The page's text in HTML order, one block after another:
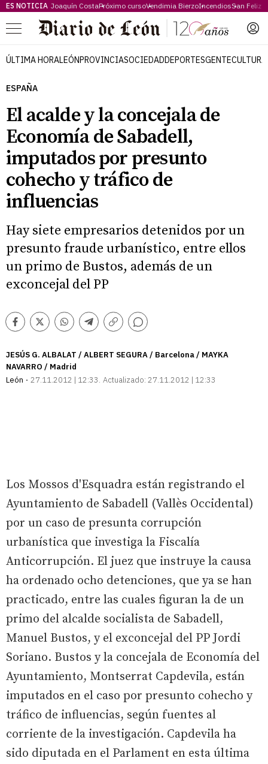
ES NOTICIA Joaquín CostaPróximo cursoVendimia BierzoIncendiosSan Feliz
Menú
ÚLTIMA HORALEÓNPROVINCIASOCIEDADDEPORTESGENTECULTURA
ESPAÑA
El acalde y la concejala de
Economía de Sabadell,
imputados por presunto
cohecho y tráfico de
influencias
Hay siete empresarios detenidos por un
presunto fraude urbanístico, entre ellos
un primo de Bustos, además de un
exconcejal del PP
Facebook
TwitterWhatsappTelegram
Copiar
Comentarios
JESÚS G. ALBALAT / ALBERT SEGURA / Barcelona / MAYKA
NAVARRO / Madrid
León
27.11.2012 | 12:33 Actualizado: 27.11.2012 | 12:33
Los Mossos d'Esquadra están registrando el
Ayuntamiento de Sabadell (Vallès Occidental)
por un caso de presunta corrupción
urbanística que investiga la Fiscalía
Anticorrupción. El juez que instruye la causa
ha ordenado ocho detenciones, que ya se han
practicado, entre las cuales figuran la de un
primo del alcalde socialista de Sabadell,
Manuel Bustos, y el exconcejal del PP Jordi
Soriano. Bustos y la concejala de Economía del
Ayuntamiento, Montserrat Capdevila, están
imputados en el caso por presunto cohecho y
tráfico de influencias, según fuentes al
corriente de la investigación. Capdevila ha
sido diputada en el Parlament en esta última